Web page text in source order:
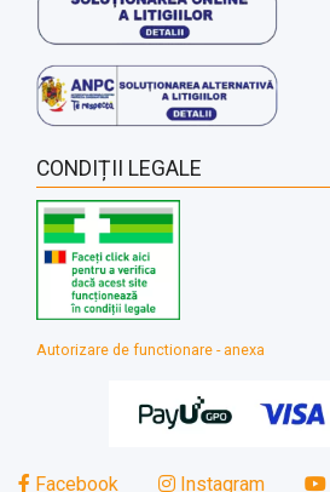
CONDIȚII LEGALE
Autorizare de functionare - anexa
Facebook Instagram